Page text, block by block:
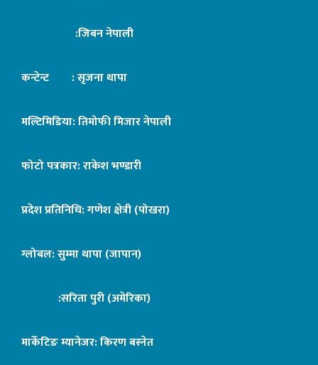
:जिबन नेपाली
कन्टेन्ट : सृजना थापा
मल्टिमिडिया: तिमोफी मिजार नेपाली
फोटो पत्रकार: राकेश भण्डारी
प्रदेश प्रतिनिधि: गणेश क्षेत्री (पोखरा)
ग्लोबल: सुम्मा थापा (जापान)
:सरिता पुरी (अमेरिका)
मार्केटिङ म्यानेजर: किरण बस्नेत